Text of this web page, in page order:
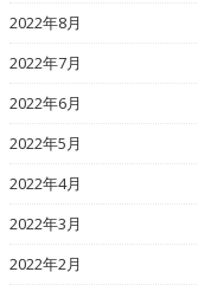
2022年8月
2022年7月
2022年6月
2022年5月
2022年4月
2022年3月
2022年2月